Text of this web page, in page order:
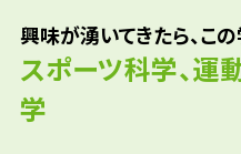
興味が湧いてきたら、こ
スポーツ科学、運
学